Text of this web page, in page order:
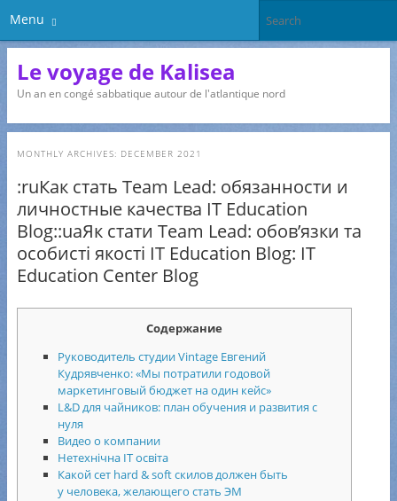
Menu
Le voyage de Kalisea
Un an en congé sabbatique autour de l'atlantique nord
MONTHLY ARCHIVES: DECEMBER 2021
:ruКак стать Team Lead: обязанности и
личностные качества IT Education
Blog::uaЯк стати Team Lead: обов’язки та
особисті якості IT Education Blog: IT
Education Center Blog
Содержание
Руководитель студии Vintage Евгений
Кудрявченко: «Мы потратили годовой
маркетинговый бюджет на один кейс»
L&D для чайников: план обучения и развития с
нуля
Видео о компании
Нетехнічна IT освіта
Какой сет hard & soft скилов должен быть
у человека, желающего стать ЭМ